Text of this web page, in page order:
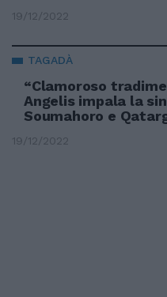
19/12/2022
TAGADÀ
“Clamoroso
Angelis impala la
Soumahoro e
19/12/2022